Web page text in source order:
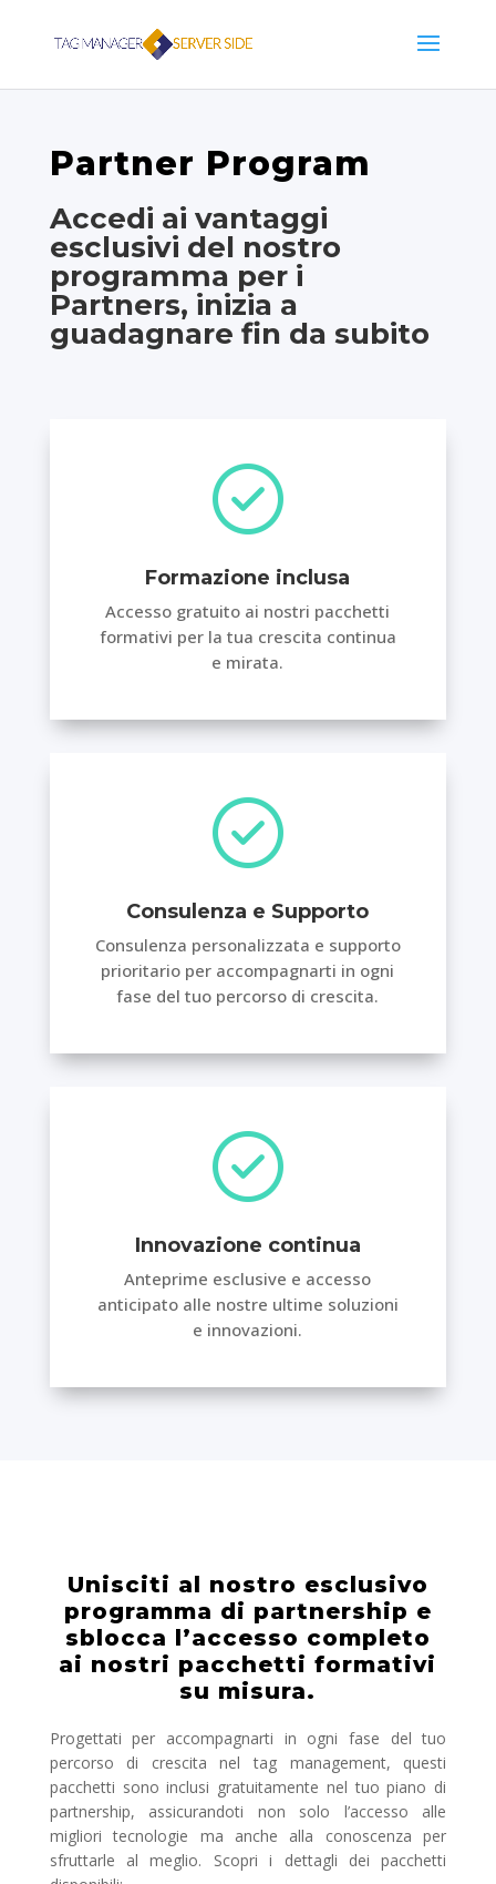
Partner Program
Accedi ai vantaggi
esclusivi del nostro
programma per i
Partners, inizia a
guadagnare fin da subito
Formazione inclusa
Accesso gratuito ai nostri pacchetti
formativi per la tua crescita continua
e mirata.
Consulenza e Supporto
Consulenza personalizzata e supporto
prioritario per accompagnarti in ogni
fase del tuo percorso di crescita.
Innovazione continua
Anteprime esclusive e accesso
anticipato alle nostre ultime soluzioni
e innovazioni.
Unisciti al nostro esclusivo
programma di partnership e
sblocca l’accesso completo
ai nostri pacchetti formativi
su misura.
Progettati per accompagnarti in ogni fase del tuo
percorso di crescita nel tag management, questi
pacchetti sono inclusi gratuitamente nel tuo piano di
partnership, assicurandoti non solo l’accesso alle
migliori tecnologie ma anche alla conoscenza per
sfruttarle al meglio. Scopri i dettagli dei pacchetti